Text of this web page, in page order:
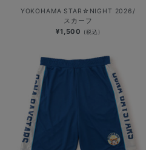
YOKOHAMA STAR☆NIGHT 2026/
スカーフ
¥1,500 (税込)